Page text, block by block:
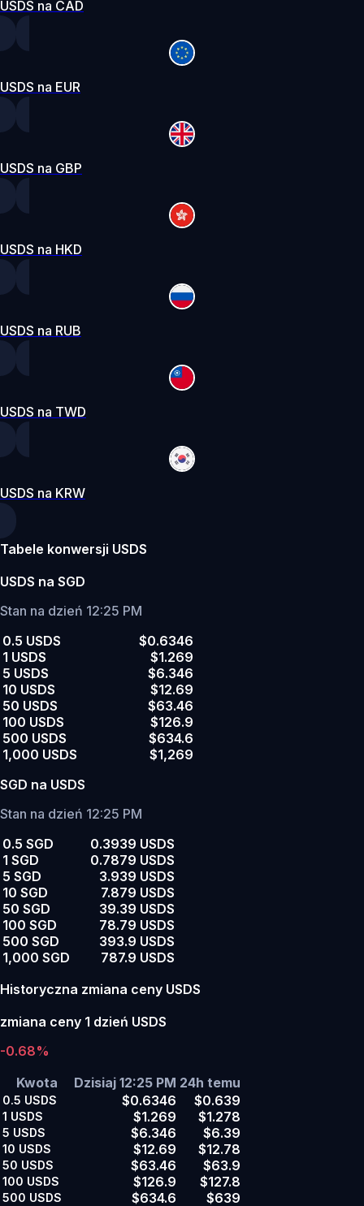
USDS na CAD
USDS na EUR
USDS na GBP
USDS na HKD
USDS na RUB
USDS na TWD
USDS na KRW
Tabele konwersji USDS
USDS na SGD
Stan na dzień 12:25 PM
0.5 USDS
$0.6346
1 USDS
$1.269
5 USDS
$6.346
10 USDS
$12.69
50 USDS
$63.46
100 USDS
$126.9
500 USDS
$634.6
1,000 USDS
$1,269
SGD na USDS
Stan na dzień 12:25 PM
0.5 SGD
0.3939 USDS
1 SGD
0.7879 USDS
5 SGD
3.939 USDS
10 SGD
7.879 USDS
50 SGD
39.39 USDS
100 SGD
78.79 USDS
500 SGD
393.9 USDS
1,000 SGD
787.9 USDS
Historyczna zmiana ceny USDS
zmiana ceny 1 dzień USDS
-0.68%
Kwota
Dzisiaj 12:25 PM 24h temu
0.5 USDS $0.6346 $0.639
1 USDS $1.269 $1.278
5 USDS $6.346 $6.39
10 USDS $12.69 $12.78
50 USDS $63.46 $63.9
100 USDS $126.9 $127.8
500 USDS $634.6 $639